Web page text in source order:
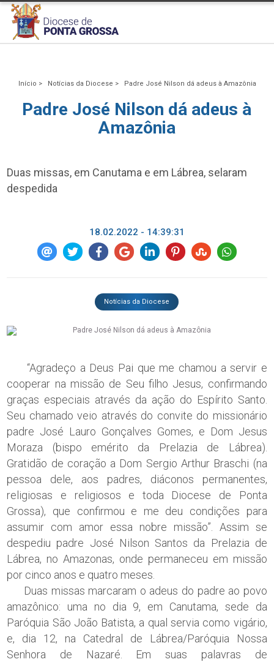
Início > Notícias da Diocese > Padre José Nilson dá adeus à Amazônia
Padre José Nilson dá adeus à
Amazônia
Duas missas, em Canutama e em Lábrea, selaram
despedida
18.02.2022 - 14:39:31
Notícias da Diocese
“Agradeço a Deus Pai que me chamou a servir e
cooperar na missão de Seu filho Jesus, confirmando
graças especiais através da ação do Espírito Santo.
Seu chamado veio através do convite do missionário
padre José Lauro Gonçalves Gomes, e Dom Jesus
Moraza (bispo emérito da Prelazia de Lábrea).
Gratidão de coração a Dom Sergio Arthur Braschi (na
pessoa dele, aos padres, diáconos permanentes,
religiosas e religiosos e toda Diocese de Ponta
Grossa), que confirmou e me deu condições para
assumir com amor essa nobre missão”. Assim se
despediu padre José Nilson Santos da Prelazia de
Lábrea, no Amazonas, onde permaneceu em missão
por cinco anos e quatro meses.
Duas missas marcaram o adeus do padre ao povo
amazônico: uma no dia 9, em Canutama, sede da
Paróquia São João Batista, a qual servia como vigário,
e, dia 12, na Catedral de Lábrea/Paróquia Nossa
Senhora de Nazaré. Em suas palavras de